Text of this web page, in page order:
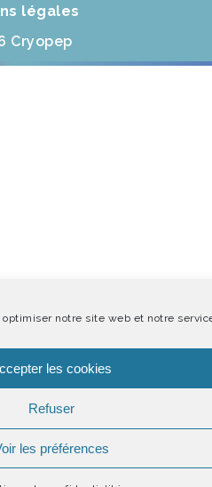
notre site web et notre
les cookies
Refuser
les préférences
légales
Cryopep